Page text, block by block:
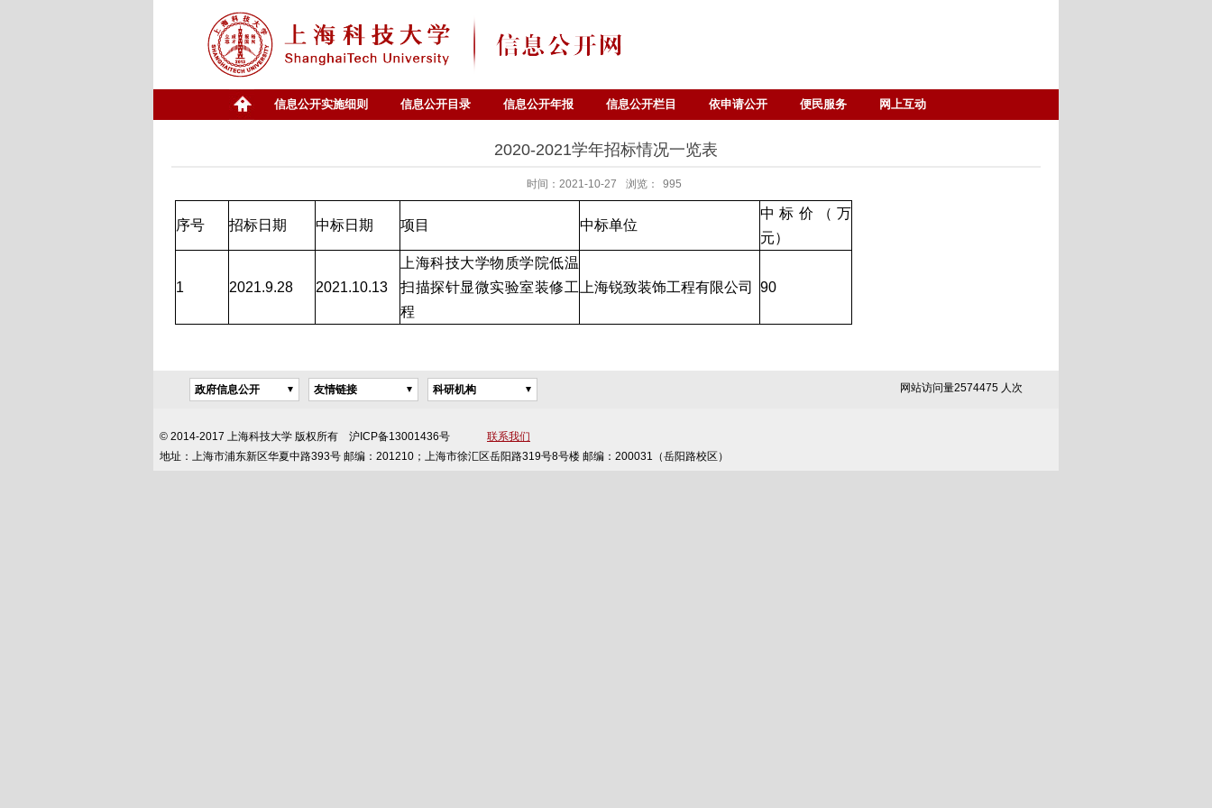
信息公开实施细则 信息公开目录 信息公开年报 信息公开栏目 依申请公开 便民服务 网上互动
2020-2021学年招标情况一览表
时间：2021-10-27 浏览： 995
序号 招标日期 中标日期 项目 中标单位
中标价（万
元）
1 2021.9.28 2021.10.13
上海科技大学物质学院低温
扫描探针显微实验室装修工
程
上海锐致装饰工程有限公司 90
政府信息公开 友情链接 科研机构 网站访问量2574475 人次
© 2014-2017 上海科技大学 版权所有 沪ICP备13001436号
联系我们
地址：上海市浦东新区华夏中路393号 邮编：201210；上海市徐汇区岳阳路319号8号楼 邮编：200031（岳阳路校区）